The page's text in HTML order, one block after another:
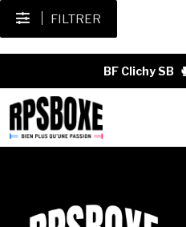
FILTRER
BF Clichy SB